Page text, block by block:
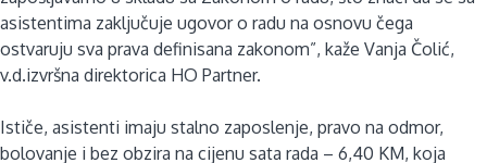
asistentima zaključuje ugovor o radu na osnovu čega
ostvaruju sva prava definisana zakonom”, kaže Vanja Čolić,
v.d.izvršna direktorica HO Partner.
Ističe, asistenti imaju stalno zaposlenje, pravo na odmor,
bolovanje i bez obzira na cijenu sata rada – 6,40 KM, koja